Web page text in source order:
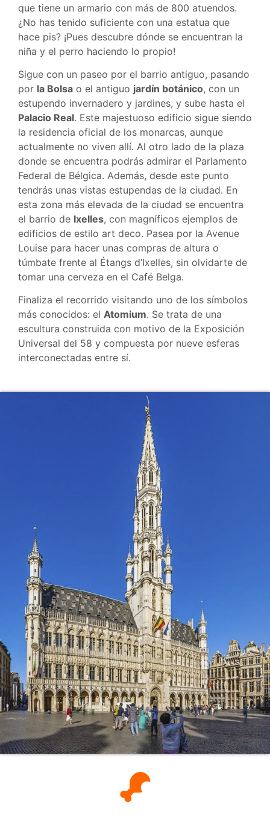
que tiene un armario con más de 800 atuendos.
¿No has tenido suficiente con una estatua que
hace pis? ¡Pues descubre dónde se encuentran la
niña y el perro haciendo lo propio!
Sigue con un paseo por el barrio antiguo, pasando
por la Bolsa o el antiguo jardín botánico, con un
estupendo invernadero y jardines, y sube hasta el
Palacio Real. Este majestuoso edificio sigue siendo
la residencia oficial de los monarcas, aunque
actualmente no viven allí. Al otro lado de la plaza
donde se encuentra podrás admirar el Parlamento
Federal de Bélgica. Además, desde este punto
tendrás unas vistas estupendas de la ciudad. En
esta zona más elevada de la ciudad se encuentra
el barrio de Ixelles, con magníficos ejemplos de
edificios de estilo art deco. Pasea por la Avenue
Louise para hacer unas compras de altura o
túmbate frente al Étangs d’Ixelles, sin olvidarte de
tomar una cerveza en el Café Belga.
Finaliza el recorrido visitando uno de los símbolos
más conocidos: el Atomium. Se trata de una
escultura construida con motivo de la Exposición
Universal del 58 y compuesta por nueve esferas
interconectadas entre sí.